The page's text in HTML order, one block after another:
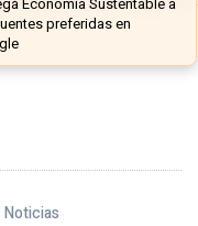
Noticias